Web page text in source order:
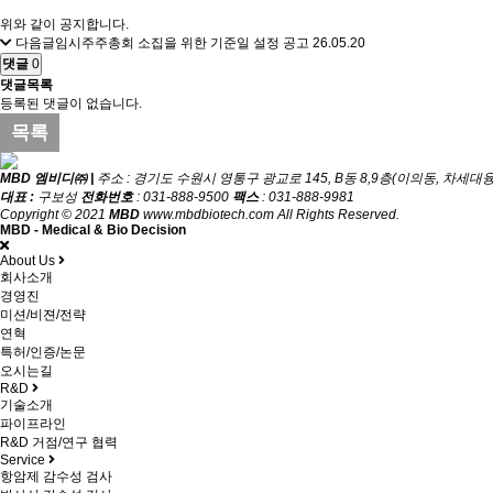
위와 같이 공지합니다.
다음글임시주주총회 소집을 위한 기준일 설정 공고 26.05.20
댓글 0
댓글목록
등록된 댓글이 없습니다.
목록
MBD 엠비디㈜ |
주소 : 경기도 수원시 영통구 광교로 145, B동 8,9층(이의동, 차세대
대표 : 구보성 전화번호: 031-888-9500 팩스: 031-888-9981
Copyright © 2021 MBD www.mbdbiotech.com All Rights Reserved.
MBD - Medical & Bio Decision
About Us
회사소개
경영진
미션/비젼/전략
연혁
특허/인증/논문
오시는길
R&D
기술소개
파이프라인
R&D 거점/연구 협력
Service
항암제 감수성 검사